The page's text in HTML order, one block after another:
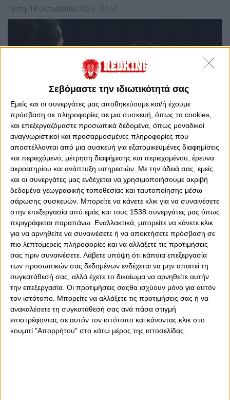
Σεβόμαστε την ιδιωτικότητά σας
Εμείς και οι συνεργάτες μας αποθηκεύουμε και/ή έχουμε
πρόσβαση σε πληροφορίες σε μια συσκευή, όπως τα cookies,
και επεξεργαζόμαστε προσωπικά δεδομένα, όπως μοναδικοί
αναγνωριστικοί και προσαρμοσμένες πληροφορίες που
αποστέλλονται από μια συσκευή για εξατομικευμένες διαφημίσεις
και περιεχόμενο, μέτρηση διαφήμισης και περιεχομένου, έρευνα
ακροατηρίου και ανάπτυξη υπηρεσιών. Με την άδειά σας, εμείς
και οι συνεργάτες μας ενδέχεται να χρησιμοποιήσουμε ακριβή
δεδομένα γεωγραφικής τοποθεσίας και ταυτοποίησης μέσω
σάρωσης συσκευών. Μπορείτε να κάνετε κλικ για να συναινέσετε
στην επεξεργασία από εμάς και τους 1538 συνεργάτες μας όπως
περιγράφεται παραπάνω. Εναλλακτικά, μπορείτε να κάνετε κλικ
για να αρνηθείτε να συναινέσετε ή να αποκτήσετε πρόσβαση σε
πιο λεπτομερείς πληροφορίες και να αλλάξετε τις προτιμήσεις
σας πριν συναινέσετε. Λάβετε υπόψη ότι κάποια επεξεργασία
των προσωπικών σας δεδομένων ενδέχεται να μην απαιτεί τη
συγκατάθεσή σας, αλλά έχετε το δικαίωμα να αρνηθείτε αυτήν
την επεξεργασία. Οι προτιμήσεις σαςθα ισχύουν μόνο για αυτόν
τον ιστότοπο. Μπορείτε να αλλάξετε τις προτιμήσεις σας ή να
ανακαλέσετε τη συγκατάθεσή σας ανά πάσα στιγμή
επιστρέφοντας σε αυτόν τον ιστότοπο και κάνοντας κλικ στο
κουμπί "Απορρήτου" στο κάτω μέρος της ιστοσελίδας.
Τρίτη, 14 Οκτωβρίου 2025 - 21:51
0
Κάποιοι παίκτες γράφουν ιστορία με πόντους. Άλλοι με
ριμπάουντ. Κάποιοι με buzzer beater. Και μετά είναι και
εκείνοι που γράφουν ιστορία με φωνή, καρδιά και
παρουσία. Ο Κώστας Παπανικολάου ανήκει ξεκάθαρα
στην τελευταία κατηγορία σε όλη την καριέρα του.
Μάλιστα, απόψε στο ματς με την ο αρχηγός του Θρύλου
έσπασε το φράγμα των 400 αγώνων στη EuroLeague και
έγραψε έτσι ιστορία!
Μάλιστα, μόνο εκείνος και ο Κώστας Σλούκας που είναι
2ος με 429 συμμετοχές είναι οι ενεργοί παίκτες του Top-
5, με τους δύο Έλληνες διεθνείς να έχουν την ευκαιρία να
αναρριχηθούν ακόμη περισσότερο!